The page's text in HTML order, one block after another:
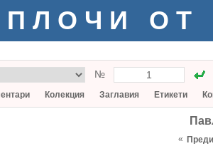
ПЛОЧИ ОТ
№
Колекция Заглавия Етикети
«